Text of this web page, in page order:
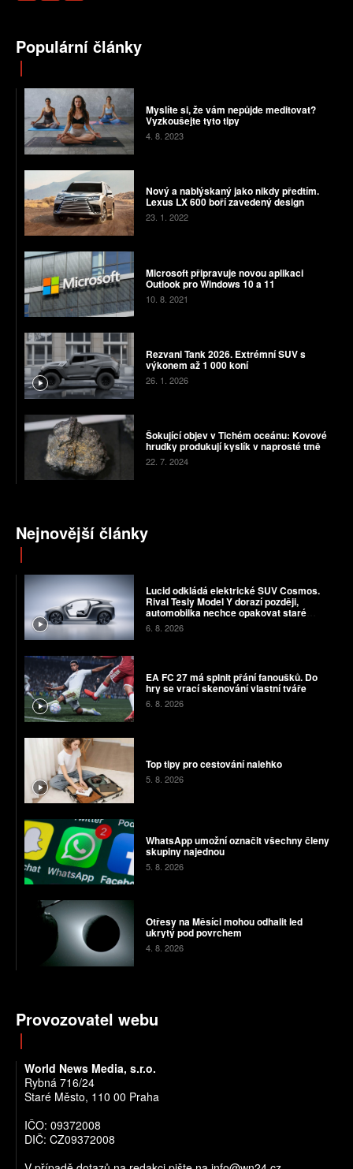
Populární články
Myslíte si, že vám nepůjde meditovat?
Vyzkoušejte tyto tipy
4. 8. 2023
Nový a nablýskaný jako nikdy předtím.
Lexus LX 600 boří zavedený design
23. 1. 2022
Microsoft připravuje novou aplikaci
Outlook pro Windows 10 a 11
10. 8. 2021
Rezvani Tank 2026. Extrémní SUV s
výkonem až 1 000 koní
26. 1. 2026
Šokující objev v Tichém oceánu: Kovové
hrudky produkují kyslík v naprosté tmě
22. 7. 2024
Nejnovější články
Lucid odkládá elektrické SUV Cosmos.
Rival Tesly Model Y dorazí později,
automobilka nechce opakovat staré
chyby
6. 8. 2026
EA FC 27 má splnit přání fanoušků. Do
hry se vrací skenování vlastní tváře
6. 8. 2026
Top tipy pro cestování nalehko
5. 8. 2026
WhatsApp umožní označit všechny členy
skupiny najednou
5. 8. 2026
Otřesy na Měsíci mohou odhalit led
ukrytý pod povrchem
4. 8. 2026
Provozovatel webu
World News Media, s.r.o.
Rybná 716/24
Staré Město, 110 00 Praha
IČO: 09372008
DIČ: CZ09372008